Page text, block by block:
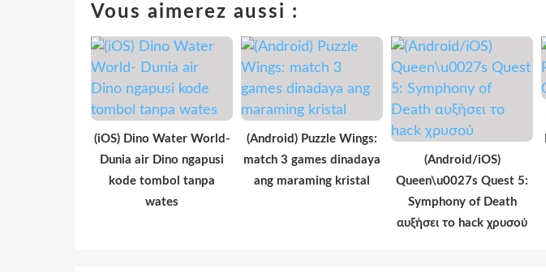
Vous aimerez aussi :
(iOS) Dino Water World-
Dunia air Dino ngapusi
kode tombol tanpa
wates
(Android) Puzzle Wings:
match 3 games dinadaya
ang maraming kristal
(Android/iOS)
Queen\u0027s Quest 5:
Symphony of Death
αυξήσει το hack χρυσού